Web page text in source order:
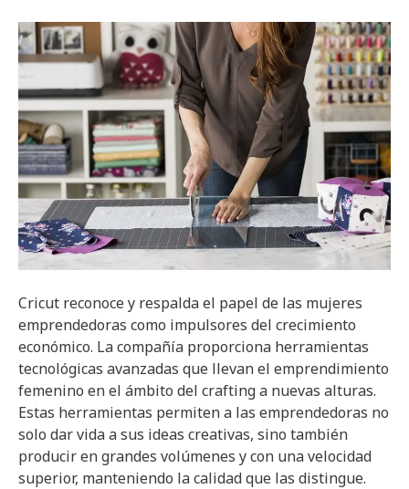
Cricut reconoce y respalda el papel de las mujeres
emprendedoras como impulsores del crecimiento
económico. La compañía proporciona herramientas
tecnológicas avanzadas que llevan el emprendimiento
femenino en el ámbito del crafting a nuevas alturas.
Estas herramientas permiten a las emprendedoras no
solo dar vida a sus ideas creativas, sino también
producir en grandes volúmenes y con una velocidad
superior, manteniendo la calidad que las distingue.